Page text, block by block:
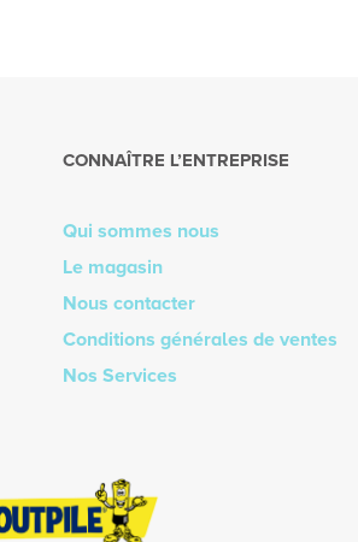
CONNAÎTRE L’ENTREPRISE
Qui sommes nous
Le magasin
Nous contacter
Conditions générales de ventes
Nos Services